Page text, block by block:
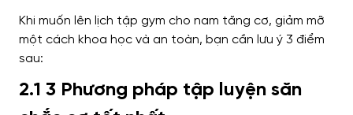
Khi muốn lên lịch tập gym cho nam tăng cơ, giảm mỡ
một cách khoa học và an toàn, bạn cần lưu ý 3 điểm
sau:
2.1 3 Phương pháp tập luyện săn